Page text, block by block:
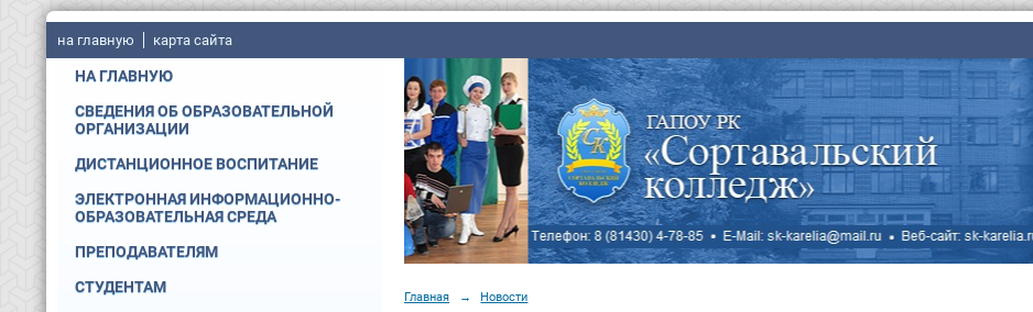
на главную карта сайта
НА ГЛАВНУЮ
СВЕДЕНИЯ ОБ ОБРАЗОВАТЕЛЬНОЙ
ОРГАНИЗАЦИИ
ДИСТАНЦИОННОЕ ВОСПИТАНИЕ
ЭЛЕКТРОННАЯ ИНФОРМАЦИОННО-
ОБРАЗОВАТЕЛЬНАЯ СРЕДА
ПРЕПОДАВАТЕЛЯМ
СТУДЕНТАМ
Главная → Новости